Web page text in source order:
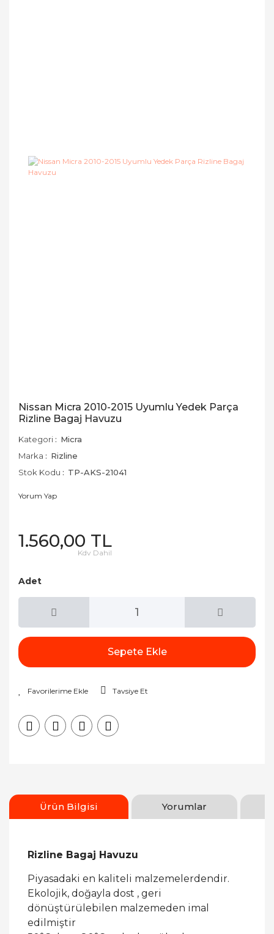
Nissan Micra 2010-2015 Uyumlu Yedek Parça
Rizline Bagaj Havuzu
Kategori
Micra
Marka
Rizline
Stok Kodu
TP-AKS-21041
Yorum Yap
1.560,00 TL
Kdv Dahil
Adet
Sepete Ekle
Tavsiye Et
Ürün Bilgisi Yorumlar
Rizline Bagaj Havuzu
Piyasadaki en kaliteli malzemelerdendir.
Ekolojik, doğayla dost , geri
dönüştürülebilen malzemeden imal
edilmiştir